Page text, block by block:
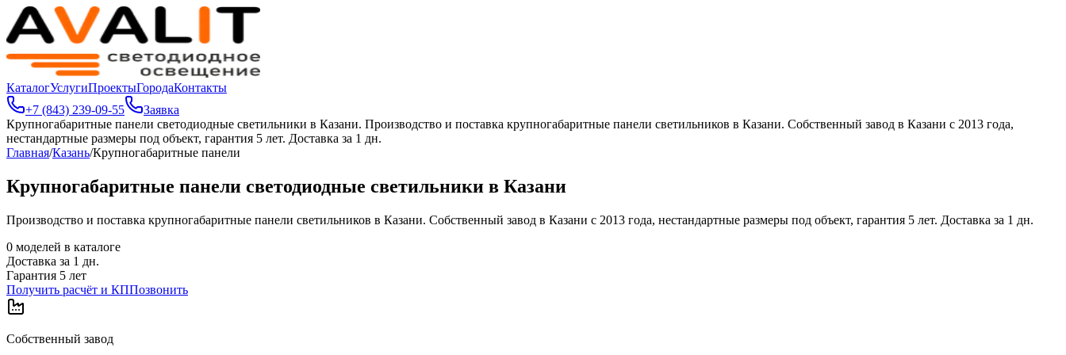
КаталогУслугиПроектыГородаКонтакты
+7 (843) 239-09-55
Заявка
Крупногабаритные панели светодиодные светильники в Казани. Производство и поставка крупногабаритные панели светильников в Казани. Собственный завод в Казани с 2013 года,
нестандартные размеры под объект, гарантия 5 лет. Доставка за 1 дн.
Главная/Казань/Крупногабаритные панели
Крупногабаритные панели светодиодные светильники в Казани
Производство и поставка крупногабаритные панели светильников в Казани. Собственный завод в Казани с 2013 года, нестандартные размеры под объект, гарантия 5 лет. Доставка за 1 дн.
0 моделей в каталоге
Доставка за 1 дн.
Гарантия 5 лет
Получить расчёт и КППозвонить
Собственный завод